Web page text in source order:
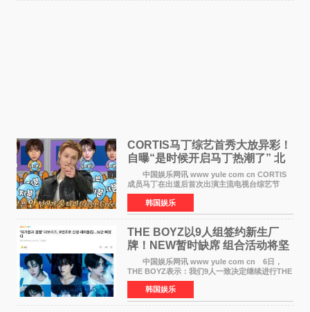
CORTIS马丁综艺首秀大放异彩！
自曝“是时候开启马丁热潮了” 北
美巡演火热进行中
中国娱乐网讯 www yule com cn CORTIS
成员马丁在出道后首次出演主流电视台综艺节
目，展现了多才多艺的魅力。 马丁出演了5日
播出的MBC《Radio Star》Fashion与Passion
之间，I&lsquo;m
韩国娱乐
THE BOYZ以9人组签约新生厂
牌！NEW暂时缺席 组合活动将坚
定不移继续
中国娱乐网讯 www yule com cn 6日，
THE BOYZ表示：我们9人一致决定继续进行THE
BOYZ组合活动，并且已经完成了组合团体活动
签约。目前正在新生厂牌下进行活动准备。尚未
离开THE BOYZ原所
韩国娱乐